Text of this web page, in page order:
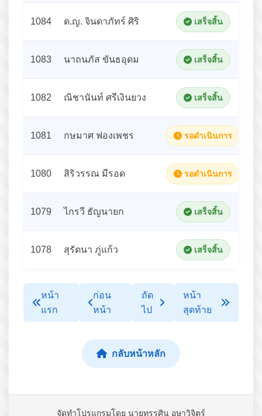
1084 ด.ญ. จินดาภัทร์ ศิริ เสร็จสิ้น
1083 นาถนภัส ขันธอุดม เสร็จสิ้น
1082 ณิชานันท์ ศรีเงินยวง เสร็จสิ้น
1081 กษมาศ ฟองเพชร รอดำเนินการ
1080 สิริวรรณ มีรอด รอดำเนินการ
1079 ไกรวี ธัญนายก เสร็จสิ้น
1078 สุรัตนา ภู่แก้ว เสร็จสิ้น
หน้า
แรก
ก่อน
หน้า
ถัด
ไป
หน้า
สุดท้าย
กลับหน้าหลัก
จัดทำโปรแกรมโดย นายทรรศิน อุษาวิจิตร์